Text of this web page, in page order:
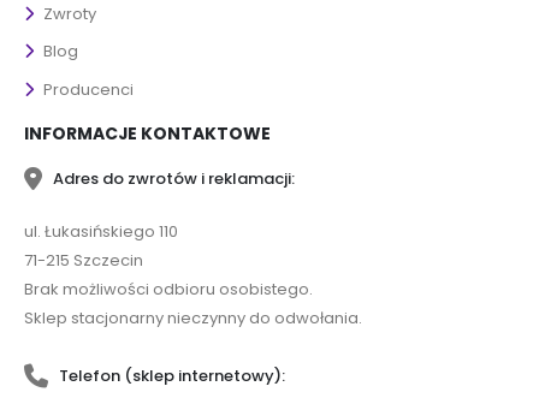
Zwroty
Blog
Producenci
INFORMACJE KONTAKTOWE
Adres do zwrotów i reklamacji:
ul. Łukasińskiego 110
71-215 Szczecin
Brak możliwości odbioru osobistego.
Sklep stacjonarny nieczynny do odwołania.
Telefon (sklep internetowy):